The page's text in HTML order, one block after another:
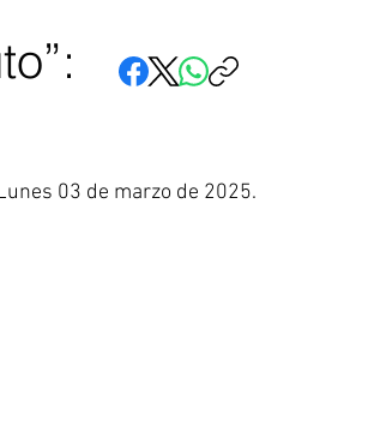
03 de marzo de 2025.